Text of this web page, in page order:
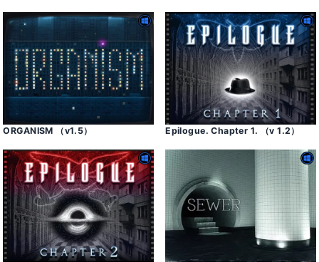
ORGANISM （v1․5） Epilogue․ Chapter 1․ （v 1․2）